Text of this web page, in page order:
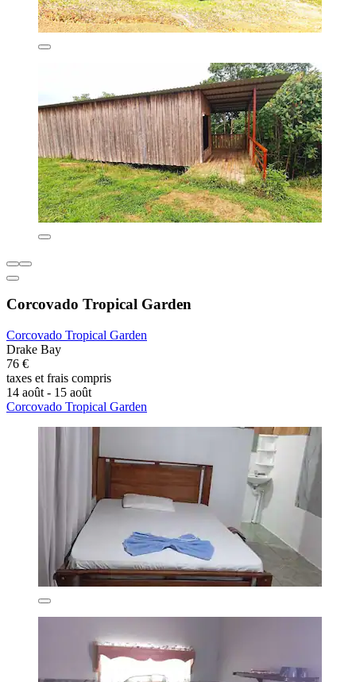
Corcovado Tropical Garden
Corcovado Tropical Garden
Drake Bay
76 €
taxes et frais compris
14 août - 15 août
Corcovado Tropical Garden